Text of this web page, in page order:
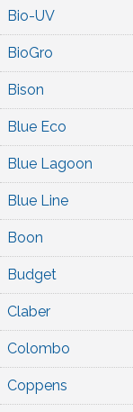
Bio-UV
BioGro
Bison
Blue Eco
Blue Lagoon
Blue Line
Boon
Budget
Claber
Colombo
Coppens